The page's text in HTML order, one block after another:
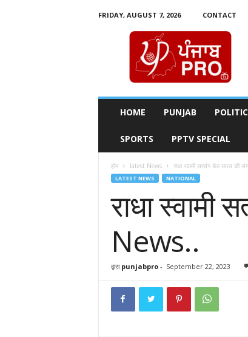
FRIDAY, AUGUST 7, 2026
CONTACT
HOME PUNJAB
SPORTS PPTV SPECIAL
होम latest News राधा स्वामी सत्संग डेरा ब्यास
LATEST NEWS NATIONAL
राधा
News..
द्वारा punjabpro- September 22, 2023